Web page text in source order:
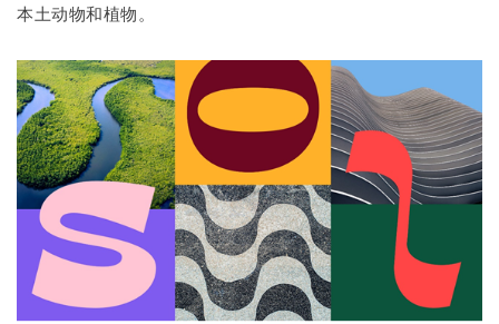
本土动物和植物。